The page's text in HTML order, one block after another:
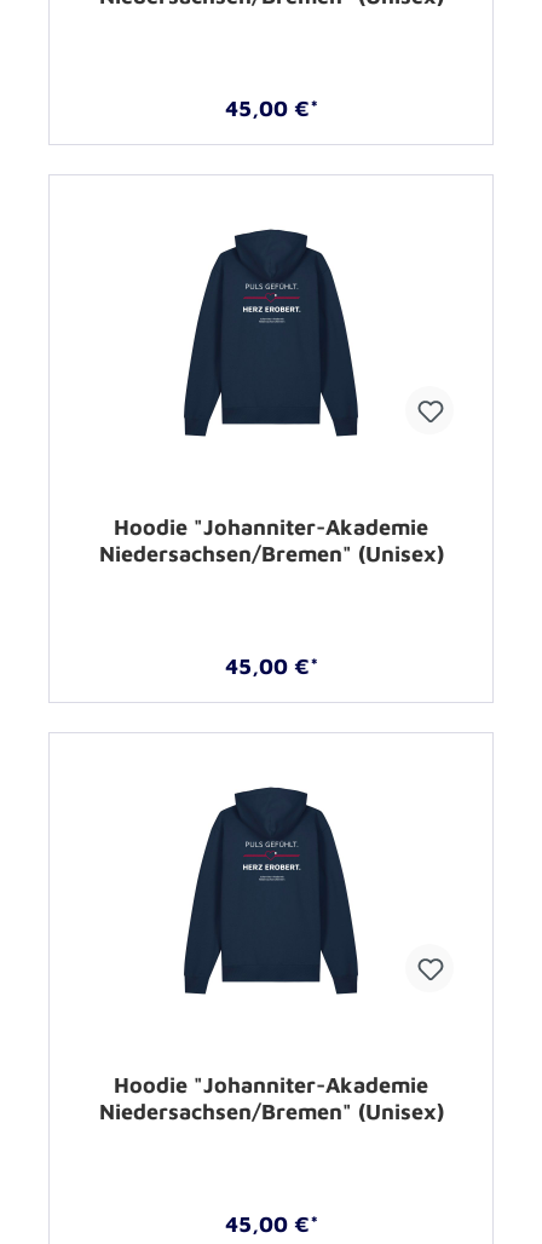
45,00 €*
Hoodie "Johanniter-Akademie
Niedersachsen/Bremen" (Unisex)
45,00 €*
Hoodie "Johanniter-Akademie
Niedersachsen/Bremen" (Unisex)
45,00 €*